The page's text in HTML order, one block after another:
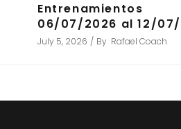
Entrenamientos
06/07/2026 al 12/
July 5, 2026 By Rafael Coach